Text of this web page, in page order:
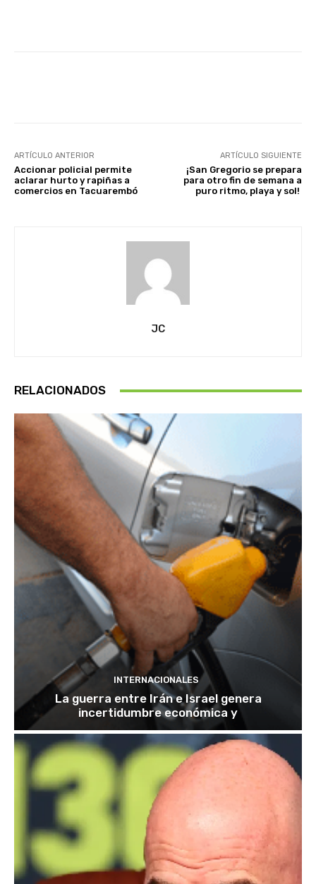
ARTÍCULO ANTERIOR
Accionar policial permite
aclarar hurto y rapiñas a
comercios en Tacuarembó
ARTÍCULO SIGUIENTE
¡San Gregorio se prepara
para otro fin de semana a
puro ritmo, playa y sol!
JC
RELACIONADOS
INTERNACIONALES
La guerra entre Irán e Israel genera
incertidumbre económica y